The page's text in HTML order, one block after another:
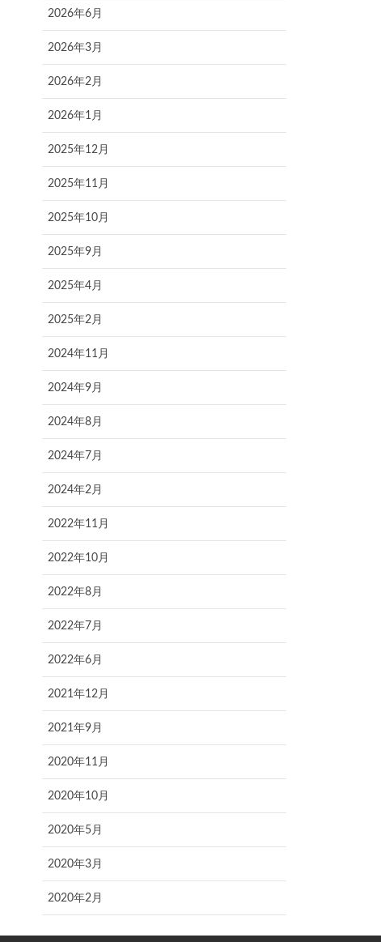
2026年6月
2026年3月
2026年2月
2026年1月
2025年12月
2025年11月
2025年10月
2025年9月
2025年4月
2025年2月
2024年11月
2024年9月
2024年8月
2024年7月
2024年2月
2022年11月
2022年10月
2022年8月
2022年7月
2022年6月
2021年12月
2021年9月
2020年11月
2020年10月
2020年5月
2020年3月
2020年2月